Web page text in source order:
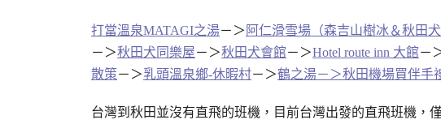
打當溫泉MATAGI之湯－＞ 阿仁滑雪場（森吉山樹冰＆秋田犬
－＞秋田犬同樂屋－＞秋田犬會館－＞Hotel route inn 大館－
散策－＞乳頭溫泉鄉-休暇村－＞鶴之湯－＞秋田機場買伴手
台灣到秋田並沒有直飛的班機，目前台灣出發的直飛班機，